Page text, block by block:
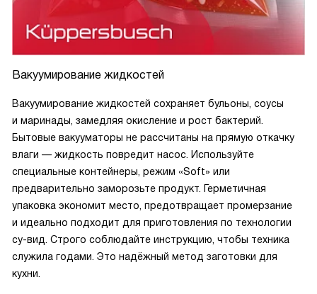
Вакуумирование жидкостей
Вакуумирование жидкостей сохраняет бульоны, соусы
и маринады, замедляя окисление и рост бактерий.
Бытовые вакууматоры не рассчитаны на прямую откачку
влаги — жидкость повредит насос. Используйте
специальные контейнеры, режим «Soft» или
предварительно заморозьте продукт. Герметичная
упаковка экономит место, предотвращает промерзание
и идеально подходит для приготовления по технологии
су-вид. Строго соблюдайте инструкцию, чтобы техника
служила годами. Это надёжный метод заготовки для
кухни.